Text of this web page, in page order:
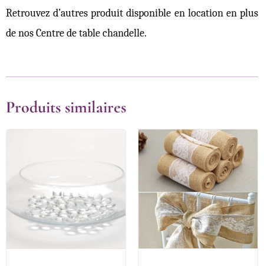
Retrouvez d’autres produit disponible en location en plus
de nos Centre de table chandelle.
Produits similaires